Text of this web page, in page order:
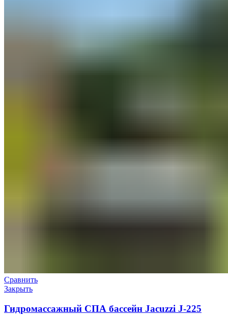
Сравнить
Закрыть
Гидромассажный СПА бассейн Jacuzzi J-225